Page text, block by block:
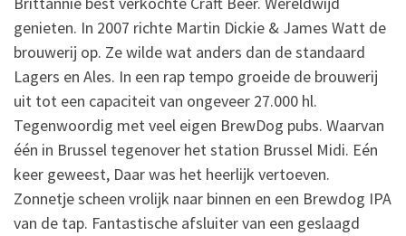
genieten. In 2007 richte Martin Dickie & James Watt de
brouwerij op. Ze wilde wat anders dan de standaard
Lagers en Ales. In een rap tempo groeide de brouwerij
uit tot een capaciteit van ongeveer 27.000 hl.
Tegenwoordig met veel eigen BrewDog pubs. Waarvan
één in Brussel tegenover het station Brussel Midi. Eén
keer geweest, Daar was het heerlijk vertoeven.
Zonnetje scheen vrolijk naar binnen en een Brewdog IPA
van de tap. Fantastische afsluiter van een geslaagd